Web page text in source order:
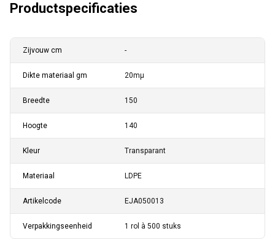
Productspecificaties
Zijvouw cm -
Dikte materiaal gm 20mµ
Breedte 150
Hoogte 140
Kleur Transparant
Materiaal LDPE
Artikelcode EJA050013
Verpakkingseenheid 1 rol à 500 stuks